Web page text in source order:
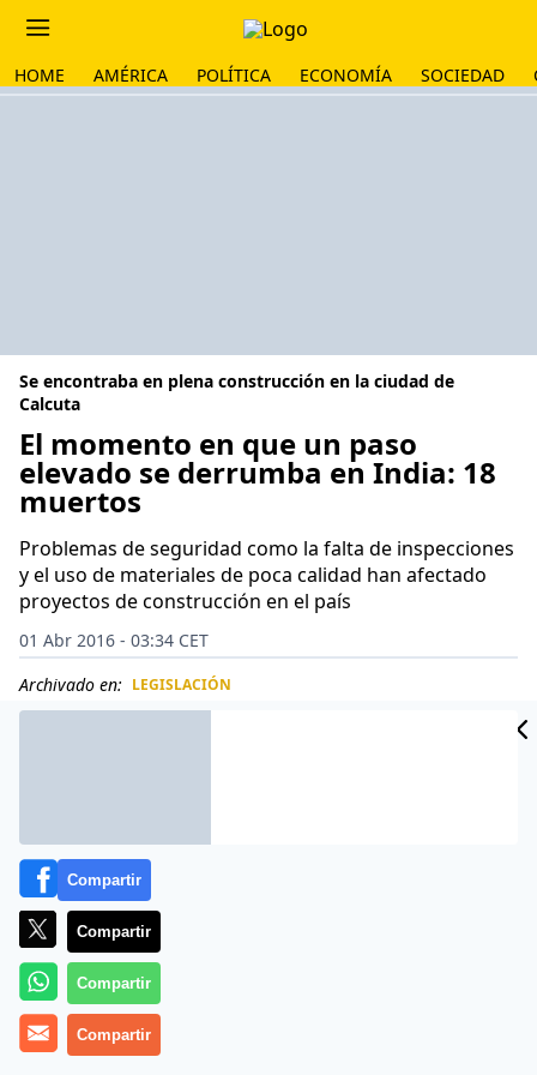
HOME AMÉRICA POLÍTICA ECONOMÍA SOCIEDAD
Se encontraba en plena construcción en la ciudad de
Calcuta
El momento en que un paso
elevado se derrumba en India: 18
muertos
Problemas de seguridad como la falta de inspecciones
y el uso de materiales de poca calidad han afectado
proyectos de construcción en el país
01 Abr 2016 - 03:34 CET
Archivado en: LEGISLACIÓN
Compartir
Compartir
Compartir
Compartir